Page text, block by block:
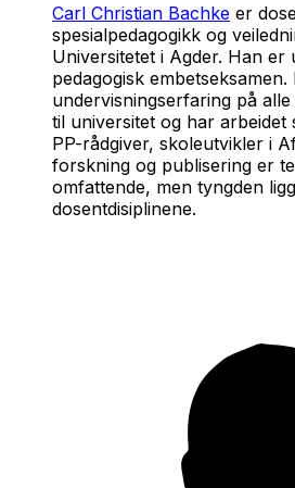
Carl Christian Bachke er
spesialpedagogikk og
Universitetet i Agder. Han
pedagogisk
undervisningserfaring på
til universitet og har
PP-rådgiver, skoleutvikler i
forskning og publisering er
omfattende, men tyngden
dosentdisiplinene.